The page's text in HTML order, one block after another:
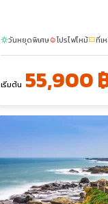
sunnyวันหยุดพิเศษlocal_fire_departmentโปรไฟไหม้confirmation_numberที่เ
เริ่มต้น 55,900